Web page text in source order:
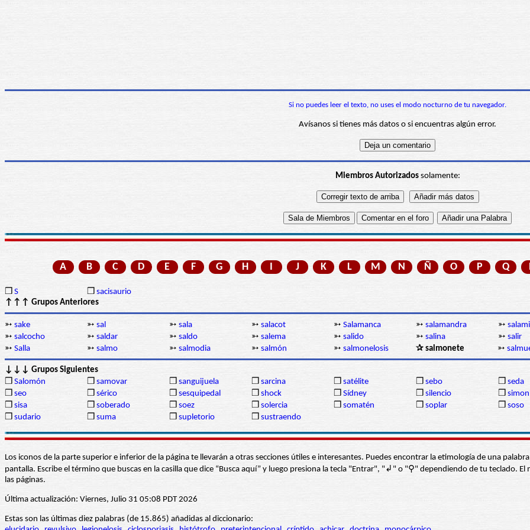
Si no puedes leer el texto, no uses el modo nocturno de tu navegador.
Avísanos si tienes más datos o si encuentras algún error.
Miembros Autorizadossolamente:
A B C D E F G H J K L M N Ñ O P Q
❒ S ❒ sacisaurio
↑↑↑ Grupos Anteriores
➳ sake ➳ sal ➳ sala ➳ salacot ➳ Salamanca ➳ salamandra ➳ salami
➳ salcocho ➳ saldar ➳ saldo ➳ salema ➳ salido ➳ salina ➳ salir
➳ Salla ➳ salmo ➳ salmodia ➳ salmón ➳ salmonelosis ✰ salmonete ➳
↓↓↓ Grupos Siguientes
❒ Salomón ❒ samovar ❒ sanguijuela ❒ sarcina ❒ satélite ❒ sebo ❒ seda
❒ seo ❒ sérico ❒ sesquipedal ❒ shock ❒ Sídney ❒ silencio ❒
❒ sisa ❒ soberado ❒ soez ❒ solercia ❒ somatén ❒ soplar ❒ soso
❒ sudario ❒ suma ❒ supletorio ❒ sustraendo
Los iconos de la parte superior e inferior de la página te llevarán a otras secciones útiles e interesantes. Puedes encontrar la etimología de una
pantalla. Escribe el término que buscas en la casilla que dice “Busca aquí” y luego presiona la tecla "Entrar", "↲" o "⚲" dependiendo de tu teclado.
las páginas.
Última actualización: Viernes, Julio 31 05:08 PDT 2026
Estas son las últimas diez palabras (de 15.865) añadidas al diccionario: